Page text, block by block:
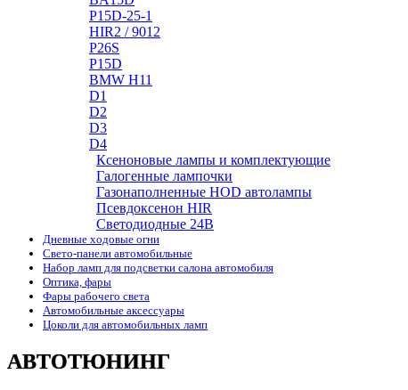
P15D-25-1
HIR2 / 9012
P26S
P15D
BMW H11
D1
D2
D3
D4
Ксеноновые лампы и комплектующие
Галогенные лампочки
Газонаполненные HOD автолампы
Псевдоксенон HIR
Cветодиодные 24B
Дневные ходовые огни
Свето-панели автомобильные
Набор ламп для подсветки салона автомобиля
Оптика, фары
Фары рабочего света
Автомобильные аксессуары
Цоколи для автомобильных ламп
АВТОТЮНИНГ